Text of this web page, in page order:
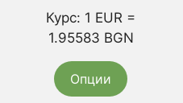
Курс: 1 EUR =
1.95583 BGN
Опции
product
page